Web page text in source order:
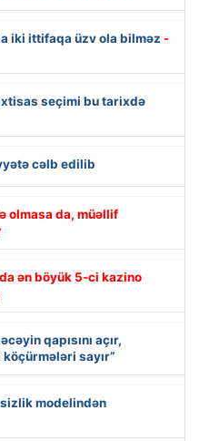
iki ittifaqa üzv ola bilməz -
seçimi bu tarixdə
cəlb edilib
olmasa da, müəllif
ən böyük 5-ci kazino
qapısını açır,
sayır”
modelindən